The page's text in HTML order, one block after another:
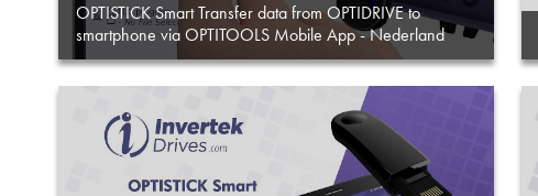
OPTISTICK Smart Transfer data from OPTIDRIVE to
smartphone via OPTITOOLS Mobile App - Nederland